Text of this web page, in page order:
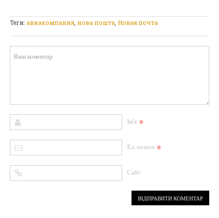
Теги:авиакомпания нова пошта Новая почта
Ім'я *
Ел. пошта *
Сайт